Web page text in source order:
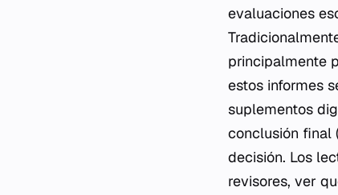
evaluaciones
principalmente
estos informes
suplementos
conclusión final
decisión. Los
revisores, ver